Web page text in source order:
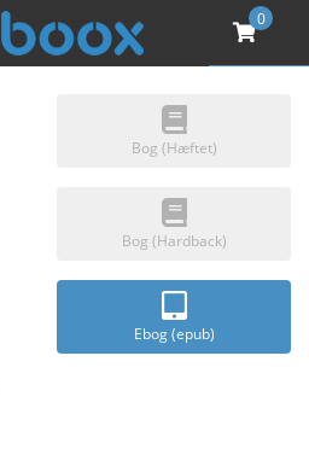
0
Bog (Hæftet)
Bog (Hardback)
Ebog (epub)